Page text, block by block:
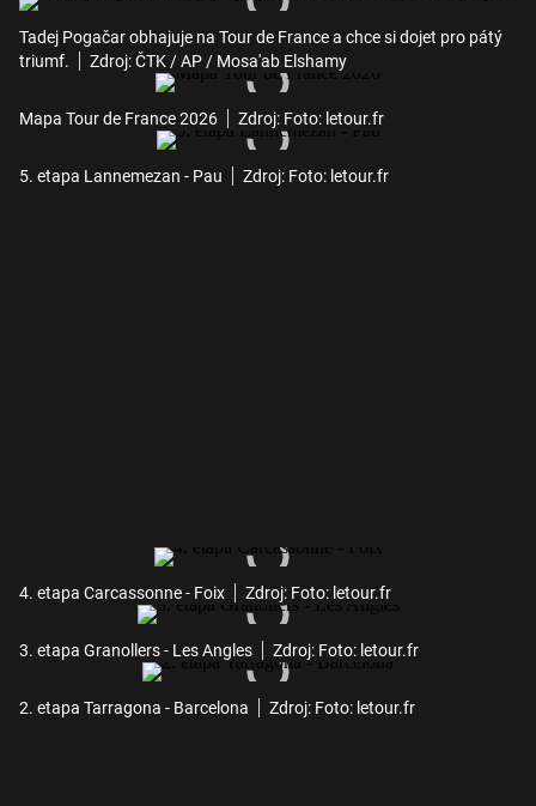
Tadej Pogačar obhajuje na Tour de France a chce si dojet pro pátý
triumf.
Zdroj: ČTK / AP / Mosa'ab Elshamy
Mapa Tour de France 2026 Zdroj: Foto: letour.fr
5. etapa Lannemezan - Pau Zdroj: Foto: letour.fr
4. etapa Carcassonne - Foix Zdroj: Foto: letour.fr
3. etapa Granollers - Les Angles Zdroj: Foto: letour.fr
2. etapa Tarragona - Barcelona Zdroj: Foto: letour.fr